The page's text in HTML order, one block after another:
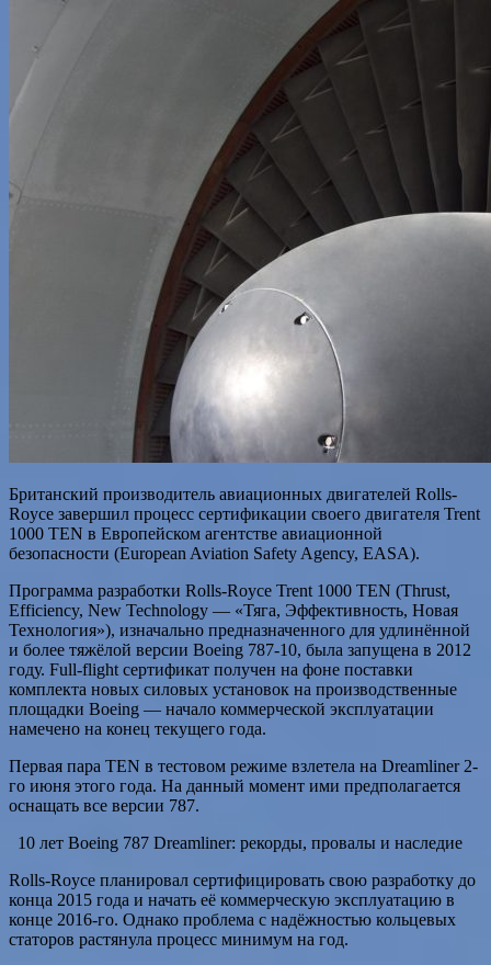
Британский производитель авиационных двигателей Rolls-
Royce завершил процесс сертификации своего двигателя Trent
1000 TEN в Европейском агентстве авиационной
безопасности (European Aviation Safety Agency, EASA).
Программа разработки Rolls-Royce Trent 1000 TEN (Thrust,
Efficiency, New Technology — «Тяга, Эффективность, Новая
Технология»), изначально предназначенного для удлинённой
и более тяжёлой версии Boeing 787-10, была запущена в 2012
году. Full-flight сертификат получен на фоне поставки
комплекта новых силовых установок на производственные
площадки Boeing — начало коммерческой эксплуатации
намечено на конец текущего года.
Первая пара TEN в тестовом режиме взлетела на Dreamliner 2-
го июня этого года. На данный момент ими предполагается
оснащать все версии 787.
10 лет Boeing 787 Dreamliner: рекорды, провалы и наследие
Rolls-Royce планировал сертифицировать свою разработку до
конца 2015 года и начать её коммерческую эксплуатацию в
конце 2016-го. Однако проблема с надёжностью кольцевых
статоров растянула процесс минимум на год.